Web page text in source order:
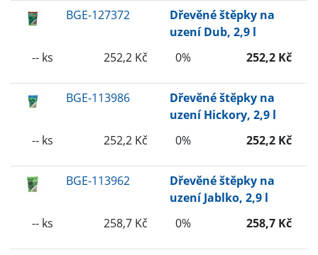
BGE-127372
Dřevěné štěpky na
uzení Dub, 2,9 l
-- ks
252,2 Kč 0% 252,2 Kč
BGE-113986
Dřevěné štěpky na
uzení Hickory, 2,9 l
-- ks
252,2 Kč 0% 252,2 Kč
BGE-113962
Dřevěné štěpky na
uzení Jablko, 2,9 l
-- ks
258,7 Kč 0% 258,7 Kč